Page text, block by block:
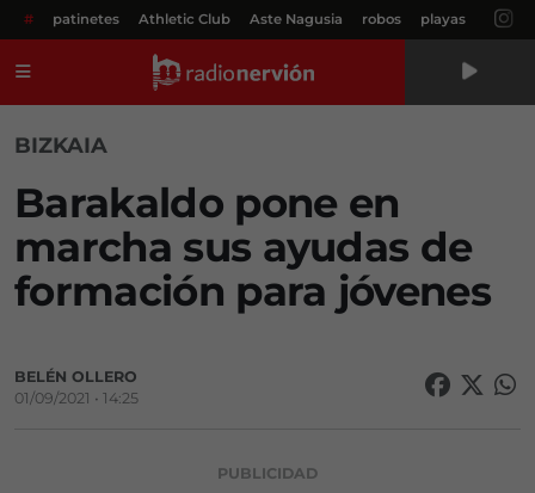
# patinetes Athletic Club Aste Nagusia robos playas
BIZKAIA
Barakaldo pone en
marcha sus ayudas de
formación para jóvenes
BELÉN OLLERO
01/09/2021 • 14:25
PUBLICIDAD